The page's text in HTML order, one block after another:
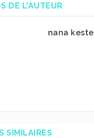
DE L'AUTEUR
nana keste
SIMILAIRES